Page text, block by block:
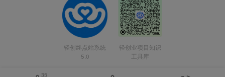
轻创终点站系统
5.0
轻创业项目知识
工具库
35